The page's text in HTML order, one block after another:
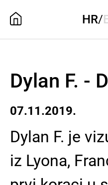
HR/
Dylan F. -
07.11.2019.
Dylan F. je
iz Lyona,